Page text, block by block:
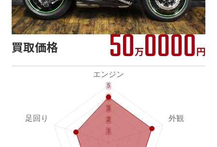
買取価格 50万0000円